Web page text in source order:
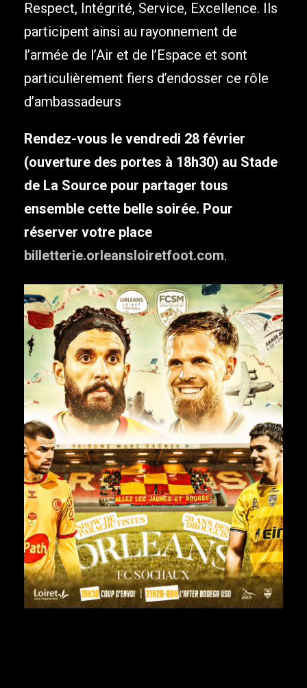
Respect, Intégrité, Service, Excellence. Ils
participent ainsi au rayonnement de
l’armée de l’Air et de l’Espace et sont
particulièrement fiers d’endosser ce rôle
d’ambassadeurs
Rendez-vous le vendredi 28 février
(ouverture des portes à 18h30) au Stade
de La Source pour partager tous
ensemble cette belle soirée. Pour
réserver votre place
billetterie.orleansloiretfoot.com.